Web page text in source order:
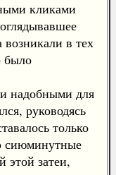
кликами
в тех
было
надобными для
руководясь
только
сиюминутные
этой затеи,